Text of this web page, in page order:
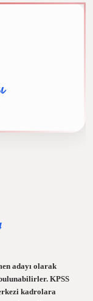
adayı olarak
KPSS
kadrolara